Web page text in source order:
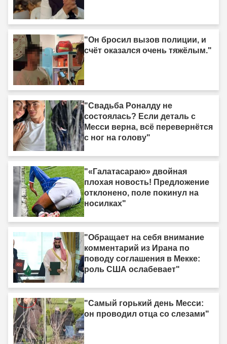
"Он бросил вызов полиции, и
счёт оказался очень тяжёлым."
"Свадьба Роналду не
состоялась? Если деталь с
Месси верна, всё перевернётся
с ног на голову"
"«Галатасараю» двойная
плохая новость! Предложение
отклонено, поле покинул на
носилках"
"Обращает на себя внимание
комментарий из Ирана по
поводу соглашения в Мекке:
роль США ослабевает"
"Самый горький день Месси:
он проводил отца со слезами"